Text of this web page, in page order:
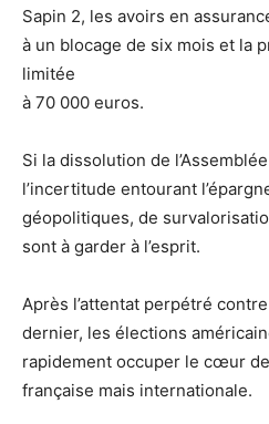
Sapin 2, les avoirs en
à un blocage de six mois et la
limitée
à 70 000 euros.
Si la dissolution de
l’incertitude entourant
géopolitiques, de
sont à garder à l’esprit.
Après l’attentat perpétré
dernier, les élections
rapidement occuper le cœur
française mais internationale.